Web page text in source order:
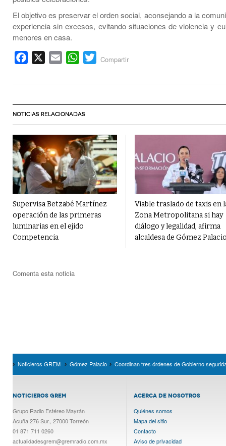
El objetivo es preservar el orden social, aconsejando a la
experiencia sin excesos, evitando situaciones de violencia y
menores en casa.
Facebook Email WhatsApp
Twitter
Compartir
NOTICIAS RELACIONADAS
Supervisa Betzabé Martínez
operación de las primeras
luminarias en el ejido
Competencia
Viable traslado de taxis en
Zona Metropolitana si hay
diálogo y legalidad, afirma
alcaldesa de Gómez
Comenta esta noticia
Noticieros GREM Gómez Palacio Coordinan tres órdenes de Gobierno
NOTICIEROS GREM
Grupo Radio Estéreo Mayrán
Acuña 276 Sur., 27000 Torreón
01 871 711 0260
actualidadesgrem@gremradio.com.mx
ACERCA DE NOSOTROS
Quiénes somos
Mapa del sitio
Contacto
Aviso de privacidad